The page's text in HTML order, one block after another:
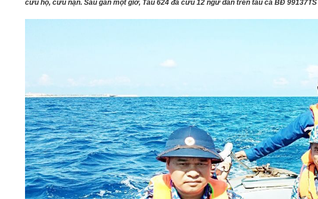
cứu hộ, cứu nạn. Sau gần một giờ, Tàu 624 đã cứu 12 ngư dân trên tàu cá BĐ